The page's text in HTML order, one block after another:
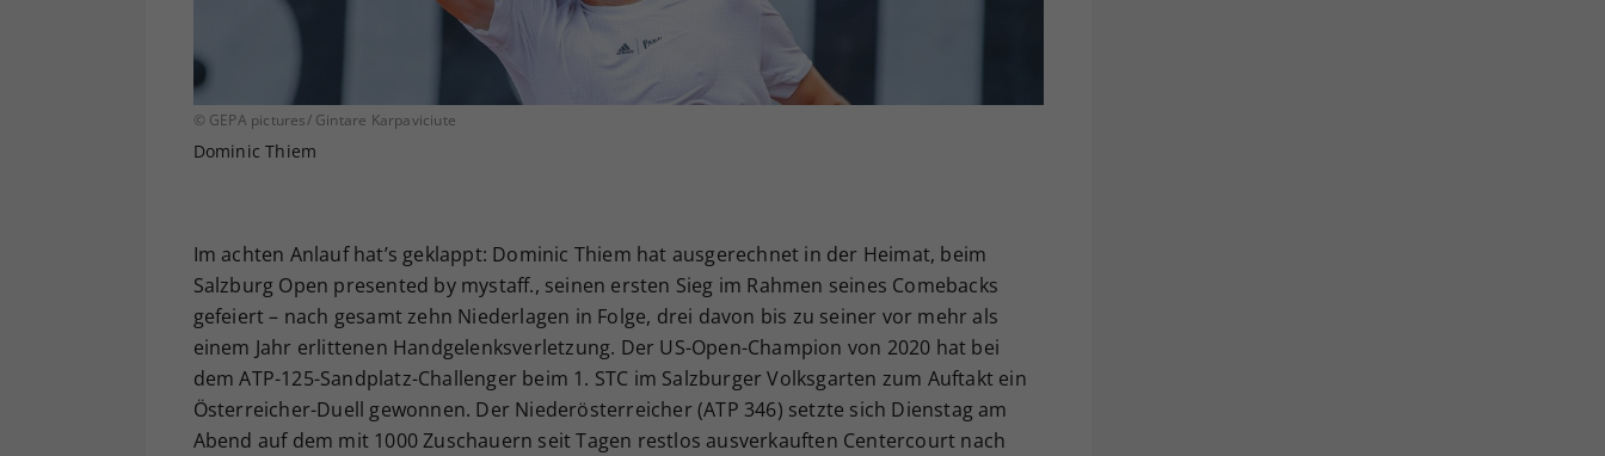
© GEPA pictures/ Gintare Karpaviciute
Dominic Thiem
Im achten Anlauf hat’s geklappt: Dominic Thiem hat ausgerechnet in der Heimat, beim
Salzburg Open presented by mystaff., seinen ersten Sieg im Rahmen seines Comebacks
gefeiert – nach gesamt zehn Niederlagen in Folge, drei davon bis zu seiner vor mehr als
einem Jahr erlittenen Handgelenksverletzung. Der US-Open-Champion von 2020 hat bei
dem ATP-125-Sandplatz-Challenger beim 1. STC im Salzburger Volksgarten zum Auftakt ein
Österreicher-Duell gewonnen. Der Niederösterreicher (ATP 346) setzte sich Dienstag am
Abend auf dem mit 1000 Zuschauern seit Tagen restlos ausverkauften Centercourt nach
Webseiten-Betreiber dies eingestellt hat.